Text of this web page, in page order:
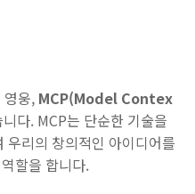
영웅, MCP(Model Contex
다. MCP는 단순한 기술을
우리의 창의적인 아이디어를
할을 합니다.